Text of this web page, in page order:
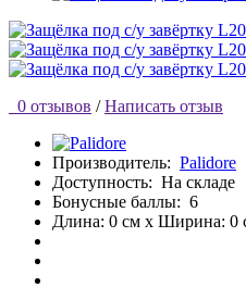
0 отзывов / Написать отзыв
Производитель: Palidore
Доступность: На складе
Бонусные баллы: 6
Длина: 0 см x Ширина: 0